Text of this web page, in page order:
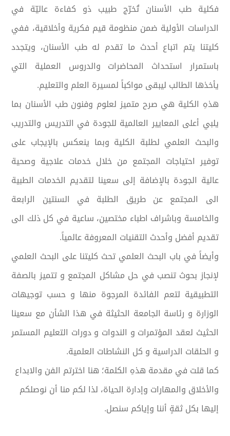
فكلية طب الأسنان تُخرّج طبيب ذو كفاءة عاليّة في
الدراسات الأولية ضمن منظومة قيم فكرية وأخلاقية، ففي
كليتنا يتم اتباع أحدث ما تقدم له طب الأسنان، ويتجدد
باستمرار استحداث المحاضرات والدروس العملية التي
يأخذها الطالب ليبقى مواكباً لمسيرة العلم والتعليم.
هذهِ الكلية هي صرح متميز لعلوم وفنون طب الأسنان بما
يلبي أعلى المعايير العالمية للجودة في التدريس والتدريب
والبحث العلمي لطلبة الكلية وبما ينعكس بالإيجاب على
توفير احتياجات المجتمع من خلال خدمات علاجية وصحية
عالية الجودة بالإضافة إلى سعينا لتقديم الخدمات الطبية
الى المجتمع عن طريق الطلبة في السنتين الرابعة
والخامسة وباشراف اطباء مختصين، ساعية في كل ذلك الى
تقديم أفضل وأحدث التقنيات المعروفة عالمياً.
وأيضاً في باب البحث العلمي تحث كليتنا على البحث العلمي
لإنجاز بحوث تنصب في حل مشاكل المجتمع و تتميز بالصفة
التطبيقية لتعم الفائدة المرجوة منها و حسب توجيهات
الوزارة و رئاسة الجامعة الحثيثة في هذا الشأن مع سعينا
الحثيث لعقد المؤتمرات و الندوات و دورات التعليم المستمر
و الحلقات الدراسية و كل النشاطات العلمية.
كما قلت في مقدمة هذهِ الكلمة؛ هنا اخترتم الفن والابداع
والأخلاق والمهارات وإدارة الحياة، لذا لكم منا أن نوصلكم
إليها بكل ثقةٍ أننا وإياكم سنصل.